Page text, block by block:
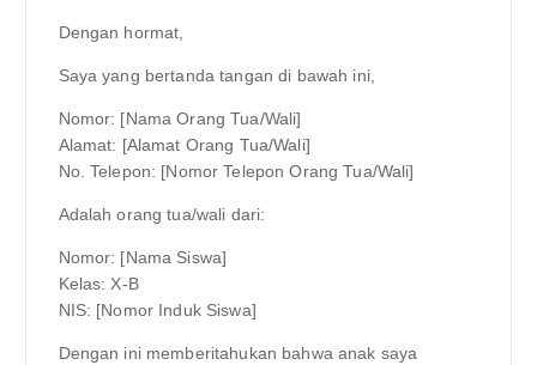
Dengan hormat,
Saya yang bertanda tangan di bawah ini,
Nomor: [Nama Orang Tua/Wali]
Alamat: [Alamat Orang Tua/Wali]
No. Telepon: [Nomor Telepon Orang Tua/Wali]
Adalah orang tua/wali dari:
Nomor: [Nama Siswa]
Kelas: X-B
NIS: [Nomor Induk Siswa]
Dengan ini memberitahukan bahwa anak saya